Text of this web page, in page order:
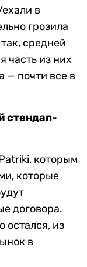
в
грозила
средней
часть из них
— почти все в
стендап-
которым
которые
договора.
остался, из
в